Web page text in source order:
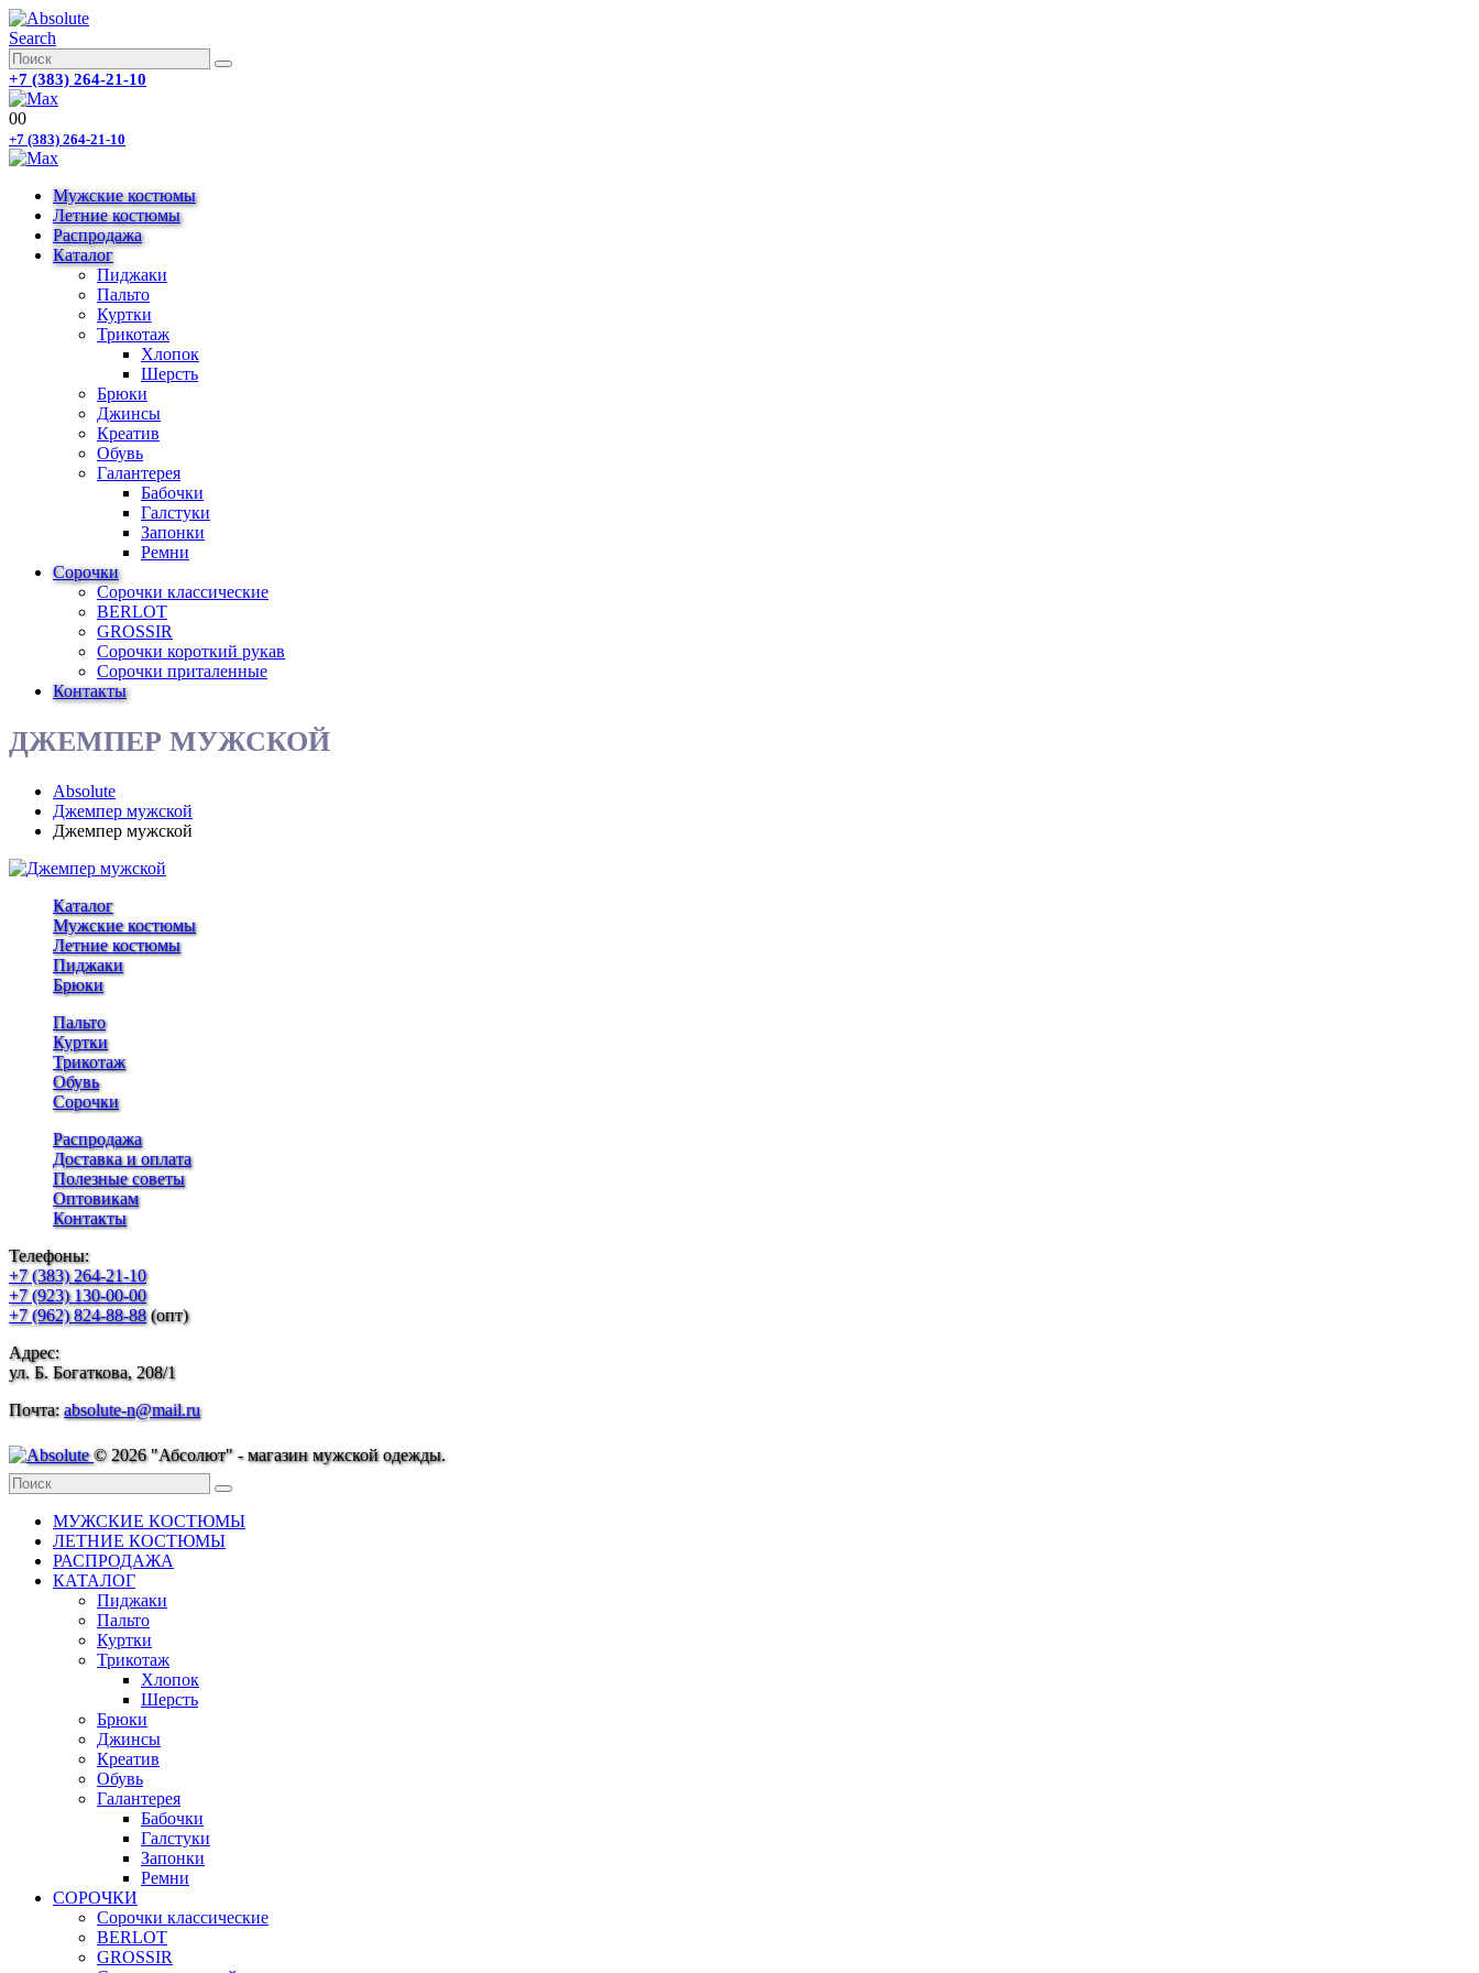
Search
+7 (383) 264-21-10
00
+7 (383) 264-21-10
Мужские костюмы
Летние костюмы
Распродажа
Каталог
Пиджаки
Пальто
Куртки
Трикотаж
Хлопок
Шерсть
Брюки
Джинсы
Креатив
Обувь
Галантерея
Бабочки
Галстуки
Запонки
Ремни
Сорочки
Сорочки классические
BERLOT
GROSSIR
Сорочки короткий рукав
Сорочки приталенные
Контакты
ДЖЕМПЕР МУЖСКОЙ
Absolute
Джемпер мужской
Джемпер мужской
Каталог
Мужские костюмы
Летние костюмы
Пиджаки
Брюки
Пальто
Куртки
Трикотаж
Обувь
Сорочки
Распродажа
Доставка и оплата
Полезные советы
Оптовикам
Контакты
Телефоны:
+7 (383) 264-21-10
+7 (923) 130-00-00
+7 (962) 824-88-88(опт)
Адрес:
ул. Б. Богаткова, 208/1
Почта:absolute-n@mail.ru
© 2026 "Абсолют" - магазин мужской одежды.
МУЖСКИЕ КОСТЮМЫ
ЛЕТНИЕ КОСТЮМЫ
РАСПРОДАЖА
КАТАЛОГ
Пиджаки
Пальто
Куртки
Трикотаж
Хлопок
Шерсть
Брюки
Джинсы
Креатив
Обувь
Галантерея
Бабочки
Галстуки
Запонки
Ремни
СОРОЧКИ
Сорочки классические
BERLOT
GROSSIR